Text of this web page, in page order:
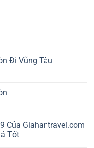
Đi Vũng Tàu
Của Giahantravel.com
Tốt